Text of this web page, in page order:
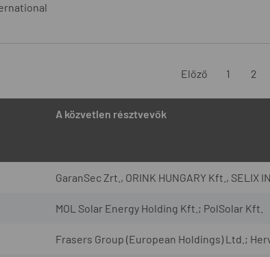
Előző 1 2
A közvetlen résztvevők
GaranSec Zrt., ORINK HUNGARY Kft., SELIX
MOL Solar Energy Holding Kft.; PolSolar Kft.
Frasers Group (European Holdings) Ltd.;